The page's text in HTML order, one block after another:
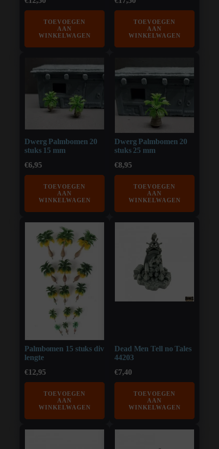
TOEVOEGEN
AAN
WINKELWAGEN
TOEVOEGEN
AAN
WINKELWAGEN
Dwerg Palmbomen 20
stuks 15 mm
€6,95
TOEVOEGEN
AAN
WINKELWAGEN
Dwerg Palmbomen 20
stuks 25 mm
€8,95
TOEVOEGEN
AAN
WINKELWAGEN
Palmbomen 15 stuks div
lengte
€12,95
TOEVOEGEN
AAN
WINKELWAGEN
Dead Men Tell no Tales
44203
€7,40
TOEVOEGEN
AAN
WINKELWAGEN